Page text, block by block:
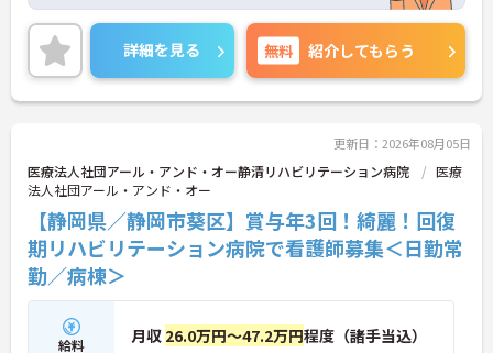
ご興味をお持ちの方には詳細の情報や面接のポイン
トなどお伝えいたしますのでお気軽にお問い合わせ
くださいませ。
詳細を見る 無料 紹介してもらう
更新日：2026年08月05日
医療法人社団アール・アンド・オー静清リハビリテーション病院
医療
法人社団アール・アンド・オー
【静岡県／静岡市葵区】賞与年3回！綺麗！回復
期リハビリテーション病院で看護師募集＜日勤常
勤／病棟＞
給料 月収 26.0万円～47.2万円程度（諸手当込）